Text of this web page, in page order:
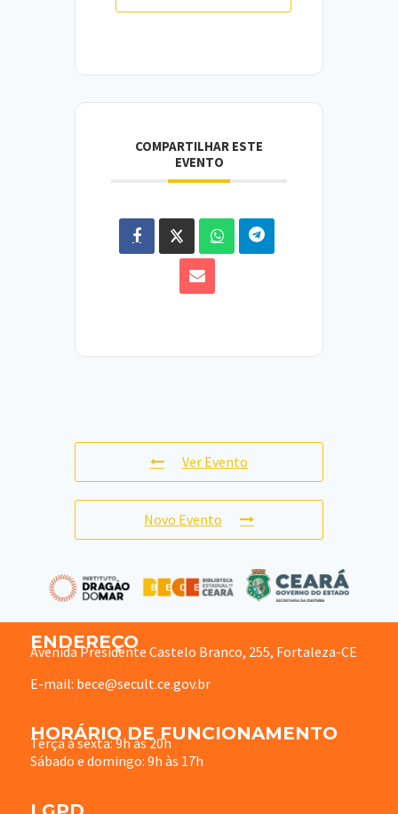
COMPARTILHAR ESTE
EVENTO
Ver Evento
Novo Evento
ENDEREÇO
Avenida Presidente Castelo Branco, 255, Fortaleza-CE
E-mail: bece@secult.ce.gov.br
HORÁRIO DE FUNCIONAMENTO
Terça à sexta: 9h às 20h
Sábado e domingo: 9h às 17h